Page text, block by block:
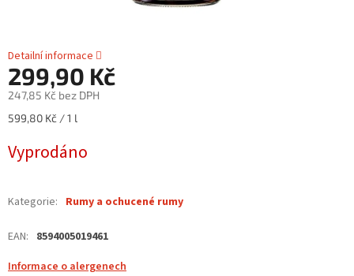
Detailní informace
299,90 Kč
247,85 Kč bez DPH
Měrná
599,80 Kč / 1 l
Vyprodáno
Kategorie: Rumy a ochucené rumy
EAN: 8594005019461
Informace o alergenech